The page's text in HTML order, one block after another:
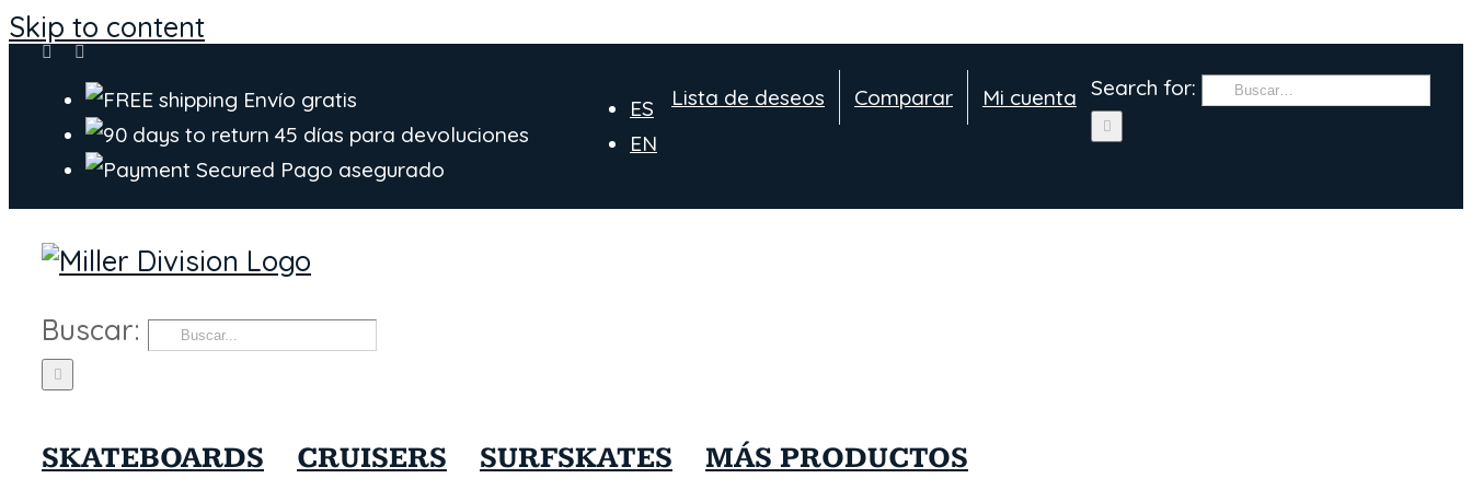
Skip to content
Envío gratis
45 días para devoluciones
Pago asegurado
Search for:
Lista de deseos Comparar Mi cuenta
ES
EN
Buscar:
SKATEBOARDS CRUISERS SURFSKATES MÁS PRODUCTOS